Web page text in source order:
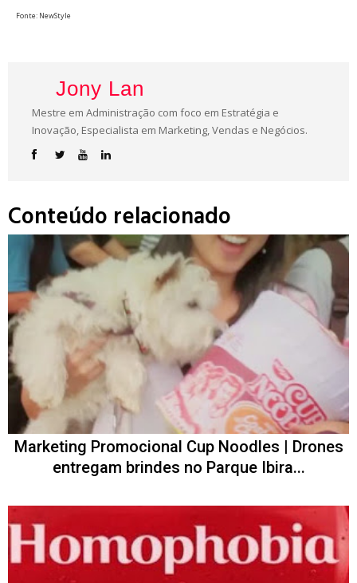
Fonte: NewStyle
Jony Lan
Mestre em Administração com foco em Estratégia e
Inovação, Especialista em Marketing, Vendas e Negócios.
Conteúdo relacionado
Marketing Promocional Cup Noodles | Drones
entregam brindes no Parque Ibira...